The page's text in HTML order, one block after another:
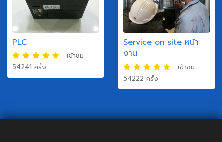
PLC
เข้าชม :
54241 ครั้ง
Service on site หน้า
งาน
เข้าชม :
54222 ครั้ง